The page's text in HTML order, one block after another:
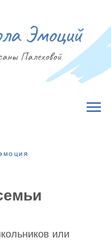
или